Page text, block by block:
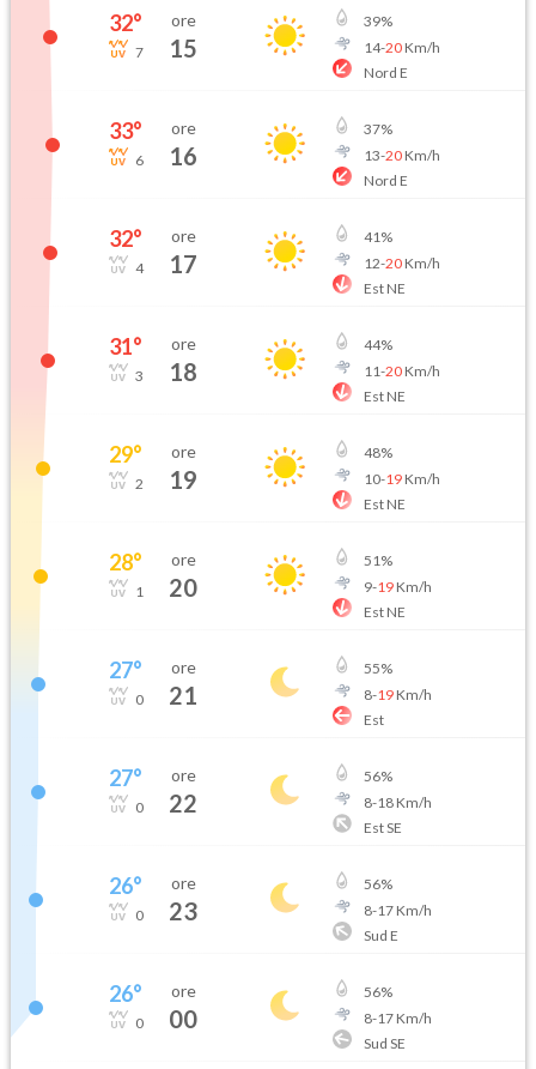
32°
7
ore
15
39%
14-20Km/h
Nord E
33°
6
ore
16
37%
13-20Km/h
Nord E
32°
4
ore
17
41%
12-20Km/h
Est NE
31°
3
ore
18
44%
11-20Km/h
Est NE
29°
2
ore
19
48%
10-19Km/h
Est NE
28°
1
ore
20
51%
9-19Km/h
Est NE
27°
0
ore
21
55%
8-19Km/h
Est
27°
0
ore
22
56%
8-18Km/h
Est SE
26°
0
ore
23
56%
8-17Km/h
Sud E
26°
0
ore
00
56%
8-17Km/h
Sud SE